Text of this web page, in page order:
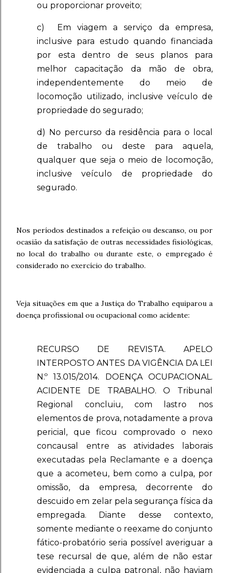
ou proporcionar proveito;
c) Em viagem a serviço da empresa,
inclusive para estudo quando financiada
por esta dentro de seus planos para
melhor capacitação da mão de obra,
independentemente do meio de
locomoção utilizado, inclusive veículo de
propriedade do segurado;
d) No percurso da residência para o local
de trabalho ou deste para aquela,
qualquer que seja o meio de locomoção,
inclusive veículo de propriedade do
segurado.
Nos períodos destinados a refeição ou descanso, ou por
ocasião da satisfação de outras necessidades fisiológicas,
no local do trabalho ou durante este, o empregado é
considerado no exercício do trabalho.
Veja situações em que a Justiça do Trabalho equiparou a
doença profissional ou ocupacional como acidente:
RECURSO DE REVISTA. APELO
INTERPOSTO ANTES DA VIGÊNCIA DA LEI
N.º 13.015/2014. DOENÇA OCUPACIONAL.
ACIDENTE DE TRABALHO. O Tribunal
Regional concluiu, com lastro nos
elementos de prova, notadamente a prova
pericial, que ficou comprovado o nexo
concausal entre as atividades laborais
executadas pela Reclamante e a doença
que a acometeu, bem como a culpa, por
omissão, da empresa, decorrente do
descuido em zelar pela segurança física da
empregada. Diante desse contexto,
somente mediante o reexame do conjunto
fático-probatório seria possível averiguar a
tese recursal de que, além de não estar
evidenciada a culpa patronal, não haviam